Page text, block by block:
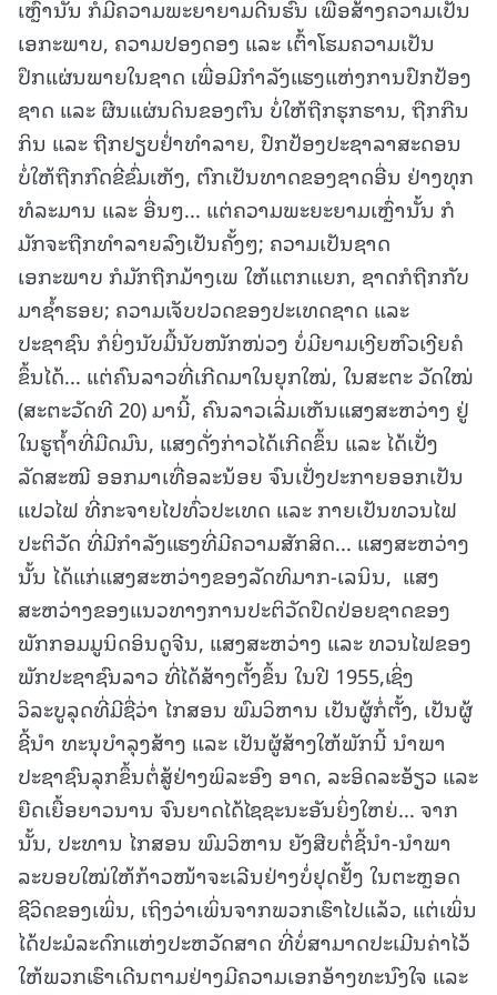
ເຫຼົ່ານັ້ນ ກໍມີຄວາມພະຍາຍາມດີ້ນຮົນ ເພື່ອສ້າງຄວາມເປັນ
ເອກະພາບ, ຄວາມປອງດອງ ແລະ ເຕົ້າໂຮມຄວາມເປັນ
ປຶກແຜ່ນພາຍໃນຊາດ ເພື່ອມີກຳລັງແຮງແຫ່ງການປົກປ້ອງ
ຊາດ ແລະ ຜືນແຜ່ນດິນຂອງຕົນ ບໍ່ໃຫ້ຖືກຮຸກຮານ, ຖືກກືນ
ກິນ ແລະ ຖືກຢຽບຢໍ່າທຳລາຍ, ປົກປ້ອງປະຊາລາສະດອນ
ບໍ່ໃຫ້ຖືກກົດຂີ່ຂົ່ມເຫັງ, ຕົກເປັນທາດຂອງຊາດອື່ນ ຢ່າງທຸກ
ທໍລະມານ ແລະ ອື່ນໆ... ແຕ່ຄວາມພະຍະຍາມເຫຼົ່ານັ້ນ ກໍ
ມັກຈະຖືກທຳລາຍລົງເປັນຄັ້ງໆ; ຄວາມເປັນຊາດ
ເອກະພາບ ກໍມັກຖືກມ້າງເພ ໃຫ້ແຕກແຍກ, ຊາດກໍຖືກກັບ
ມາຊໍ້າຮອຍ; ຄວາມເຈັບປວດຂອງປະເທດຊາດ ແລະ
ປະຊາຊົນ ກໍຍິ່ງນັບມື້ນັບໜັກໜ່ວງ ບໍ່ມີຍາມເງີຍຫົວເງີຍຄໍ
ຂຶ້ນໄດ້... ແຕ່ຄົນລາວທີ່ເກີດມາໃນຍຸກໃໝ່, ໃນສະຕະ ວັດໃໝ່
(ສະຕະວັດທີ 20) ມານີ້, ຄົນລາວເລີ່ມເຫັນແສງສະຫວ່າງ ຢູ່
ໃນຮູຖ້ຳທີ່ມືດມົນ, ແສງດັ່ງກ່າວໄດ້ເກີດຂຶ້ນ ແລະ ໄດ້ເປັ່ງ
ລັດສະໝີ ອອກມາເທື່ອລະນ້ອຍ ຈົນເປັ່ງປະກາຍອອກເປັນ
ແປວໄຟ ທີ່ກະຈາຍໄປທົ່ວປະເທດ ແລະ ກາຍເປັນທວນໄຟ
ປະຕິວັດ ທີ່ມີກຳລັງແຮງທີ່ມີຄວາມສັກສິດ... ແສງສະຫວ່າງ
ນັ້ນ ໄດ້ແກ່ແສງສະຫວ່າງຂອງລັດທິມາກ-ເລນິນ, ແສງ
ສະຫວ່າງຂອງແນວທາງການປະຕິວັດປົດປ່ອຍຊາດຂອງ
ພັກກອມມູນິດອິນດູຈີນ, ແສງສະຫວ່າງ ແລະ ທວນໄຟຂອງ
ພັກປະຊາຊົນລາວ ທີ່ໄດ້ສ້າງຕັ້ງຂຶ້ນ ໃນປີ 1955,ເຊິ່ງ
ວິລະບູລຸດທີ່ມີຊື່ວ່າ ໄກສອນ ພົມວິຫານ ເປັນຜູ້ກໍ່ຕັ້ງ, ເປັນຜູ້
ຊີ້ນຳ ທະນຸບຳລຸງສ້າງ ແລະ ເປັນຜູ້ສ້າງໃຫ້ພັກນີ້ ນຳພາ
ປະຊາຊົນລຸກຂຶ້ນຕໍ່ສູ້ຢ່າງພິລະອົງ ອາດ, ລະອິດລະອ້ຽວ ແລະ
ຍືດເຍື້ອຍາວນານ ຈົນຍາດໄດ້ໄຊຊະນະອັນຍິ່ງໃຫຍ່... ຈາກ
ນັ້ນ, ປະທານ ໄກສອນ ພົມວິຫານ ຍັງສືບຕໍ່ຊີ້ນຳ-ນຳພາ
ລະບອບໃໝ່ໃຫ້ກ້າວໜ້າຈະເລີນຢ່າງບໍ່ຢຸດຢັ້ງ ໃນຕະຫຼອດ
ຊີວິດຂອງເພິ່ນ, ເຖິງວ່າເພິ່ນຈາກພວກເຮົາໄປແລ້ວ, ແຕ່ເພິ່ນ
ໄດ້ປະມໍລະດົກແຫ່ງປະຫວັດສາດ ທີ່ບໍ່ສາມາດປະເມີນຄ່າໄວ້
ໃຫ້ພວກເຮົາເດີນຕາມຢ່າງມີຄວາມເອກອ້າງທະນົງໃຈ ແລະ